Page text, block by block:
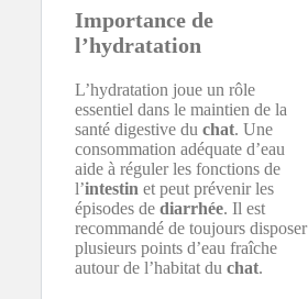
Importance de
l’hydratation
L’hydratation joue un rôle
essentiel dans le maintien de la
santé digestive du chat. Une
consommation adéquate d’eau
aide à réguler les fonctions de
l’intestin et peut prévenir les
épisodes de diarrhée. Il est
recommandé de toujours disposer
plusieurs points d’eau fraîche
autour de l’habitat du chat.